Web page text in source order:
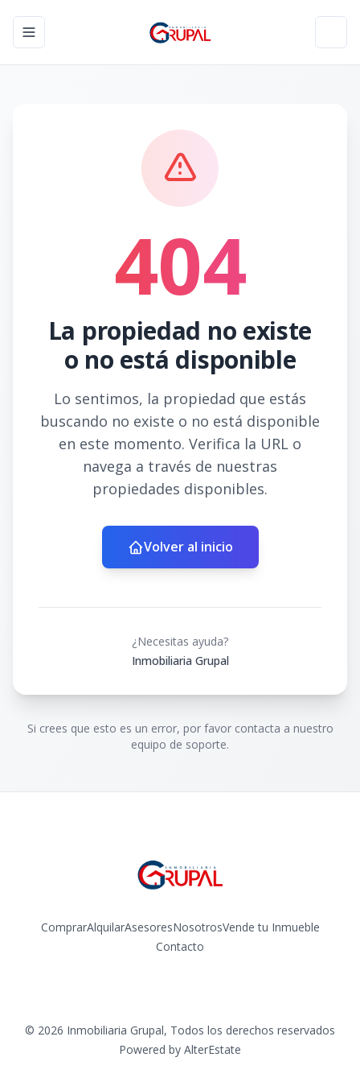
Toggle navigation menu
404
La propiedad no existe
o no está disponible
Lo sentimos, la propiedad que estás
buscando no existe o no está disponible
en este momento. Verifica la URL o
navega a través de nuestras
propiedades disponibles.
Volver al inicio
¿Necesitas ayuda?
Inmobiliaria Grupal
Si crees que esto es un error, por favor contacta a nuestro
equipo de soporte.
ComprarAlquilarAsesoresNosotrosVende tu Inmueble
Contacto
© 2026 Inmobiliaria Grupal, Todos los derechos reservados
Powered by AlterEstate